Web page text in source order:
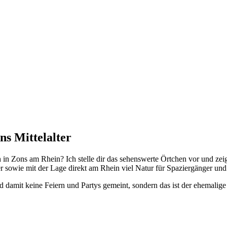
Mittelalter
Zons am Rhein? Ich stelle dir das sehenswerte Örtchen vor und
sowie mit der Lage direkt am Rhein viel Natur für Spaziergänger
damit keine Feiern und Partys gemeint, sondern das ist der